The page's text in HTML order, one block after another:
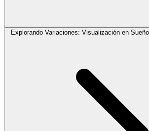
Explorando Variaciones: Visualización en